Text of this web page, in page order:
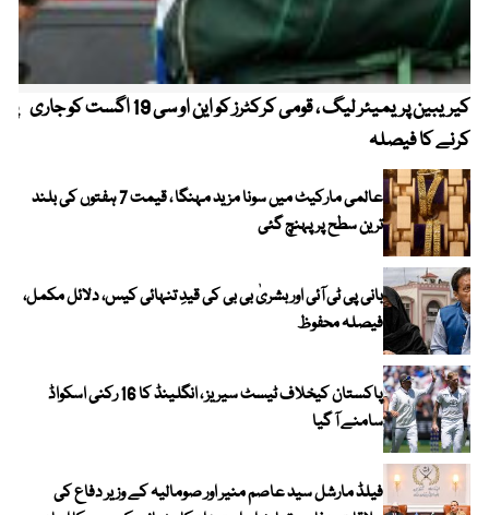
کیریبین پریمیئر لیگ ، قومی کرکٹرز کو این او سی 19 اگست کو جاری
کرنے کا فیصلہ
عالمی مارکیٹ میں سونا مزید مہنگا ، قیمت 7 ہفتوں کی بلند
ترین سطح پر پہنچ گئی
بانی پی ٹی آئی اور بشریٰ بی بی کی قیدِ تنہائی کیس، دلائل مکمل،
فیصلہ محفوظ
پاکستان کیخلاف ٹیسٹ سیریز ، انگلینڈ کا 16 رکنی اسکواڈ
سامنے آ گیا
فیلڈ مارشل سید عاصم منیر اور صومالیہ کے وزیر دفاع کی